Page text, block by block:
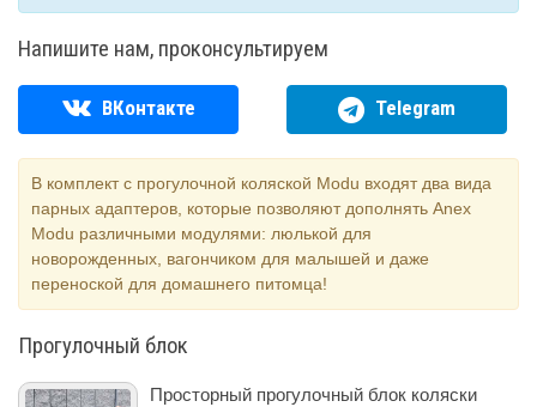
Напишите нам, проконсультируем
ВКонтакте Telegram
В комплект с прогулочной коляской Modu входят два вида
парных адаптеров, которые позволяют дополнять Anex
Modu различными модулями: люлькой для
новорожденных, вагончиком для малышей и даже
переноской для домашнего питомца!
Прогулочный блок
Просторный прогулочный блок коляски